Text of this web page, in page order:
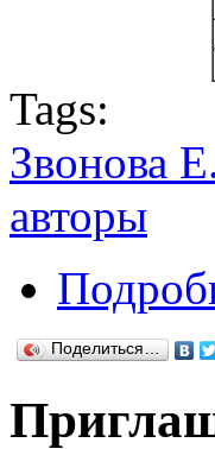
Tags:
Звонова
авторы
Поделиться…